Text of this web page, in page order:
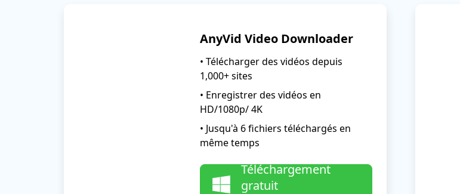
AnyVid Video Downloader
• Télécharger des vidéos depuis
1,000+ sites
• Enregistrer des vidéos en
HD/1080p/ 4K
• Jusqu'à 6 fichiers téléchargés en
même temps
Téléchargement
gratuit